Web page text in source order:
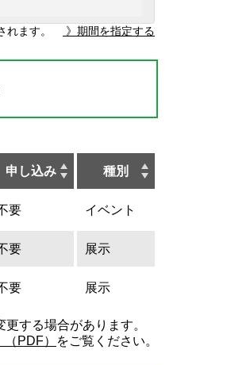
れます。 》期間を指定する
申し込み 種別
要 イベント
要 展示
要 展示
更する場合があります。
PDF） をご覧ください。